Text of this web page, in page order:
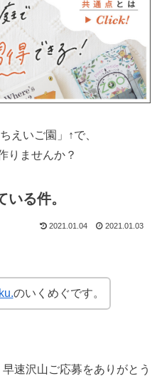
えいご園」↑で、
りませんか？
る件。
2021.01.04 2021.01.03
のいくめぐです。
速沢山ご応募をありがとう